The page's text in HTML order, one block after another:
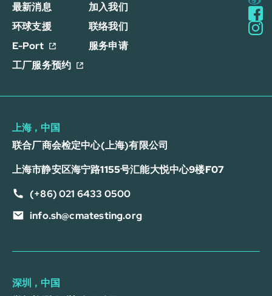
最新消息
加入我们
环球支援
联络我们
E-Port
服务申请
工厂服务预约
上海，中国
联合厂商会检定中心(上海)有限公司
上海市静安区海宁路1155号汇能大悦中心9楼F07
(+86) 021 6433 0500
info.sh@cmatesting.org
深圳，中国